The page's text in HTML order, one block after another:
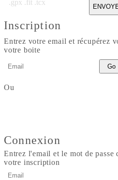
.gpx .fit .tcx
Options
Le seuil et le lissage permettent
Inscription
Entrez votre email et récupérez
votre boite
Ou
Connexion
Entrez l'email et le mot de passe
votre inscription